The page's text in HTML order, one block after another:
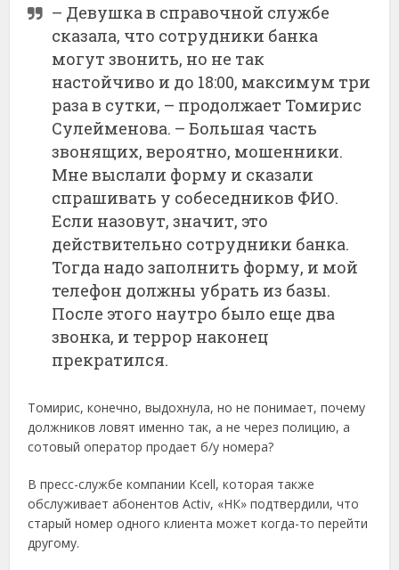
– Девушка в справочной службе
сказала, что сотрудники банка
могут звонить, но не так
настойчиво и до 18:00, максимум три
раза в сутки, – продолжает Томирис
Сулейменова. – Большая часть
звонящих, вероятно, мошенники.
Мне выслали форму и сказали
спрашивать у собеседников ФИО.
Если назовут, значит, это
действительно сотрудники банка.
Тогда надо заполнить форму, и мой
телефон должны убрать из базы.
После этого наутро было еще два
звонка, и террор наконец
прекратился.
Томирис, конечно, выдохнула, но не понимает, почему
должников ловят именно так, а не через полицию, а
сотовый оператор продает б/у номера?
В пресс-службе компании Kcell, которая также
обслуживает абонентов Activ, «НК» подтвердили, что
старый номер одного клиента может когда-то перейти
другому.